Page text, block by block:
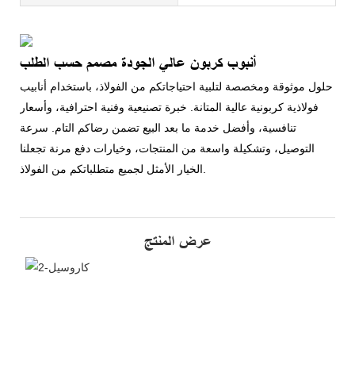
أنبوب كربون عالي الجودة مصمم حسب الطلب
حلول موثوقة ومخصصة لتلبية احتياجاتكم من الفولاذ، باستخدام أنابيب
فولاذية كربونية عالية المتانة. خبرة تصنيعية وفنية احترافية، وأسعار
تنافسية، وأفضل خدمة ما بعد البيع تضمن رضاكم التام. سرعة
التوصيل، وتشكيلة واسعة من المنتجات، وخيارات دفع مرنة تجعلنا
عرض المنتج